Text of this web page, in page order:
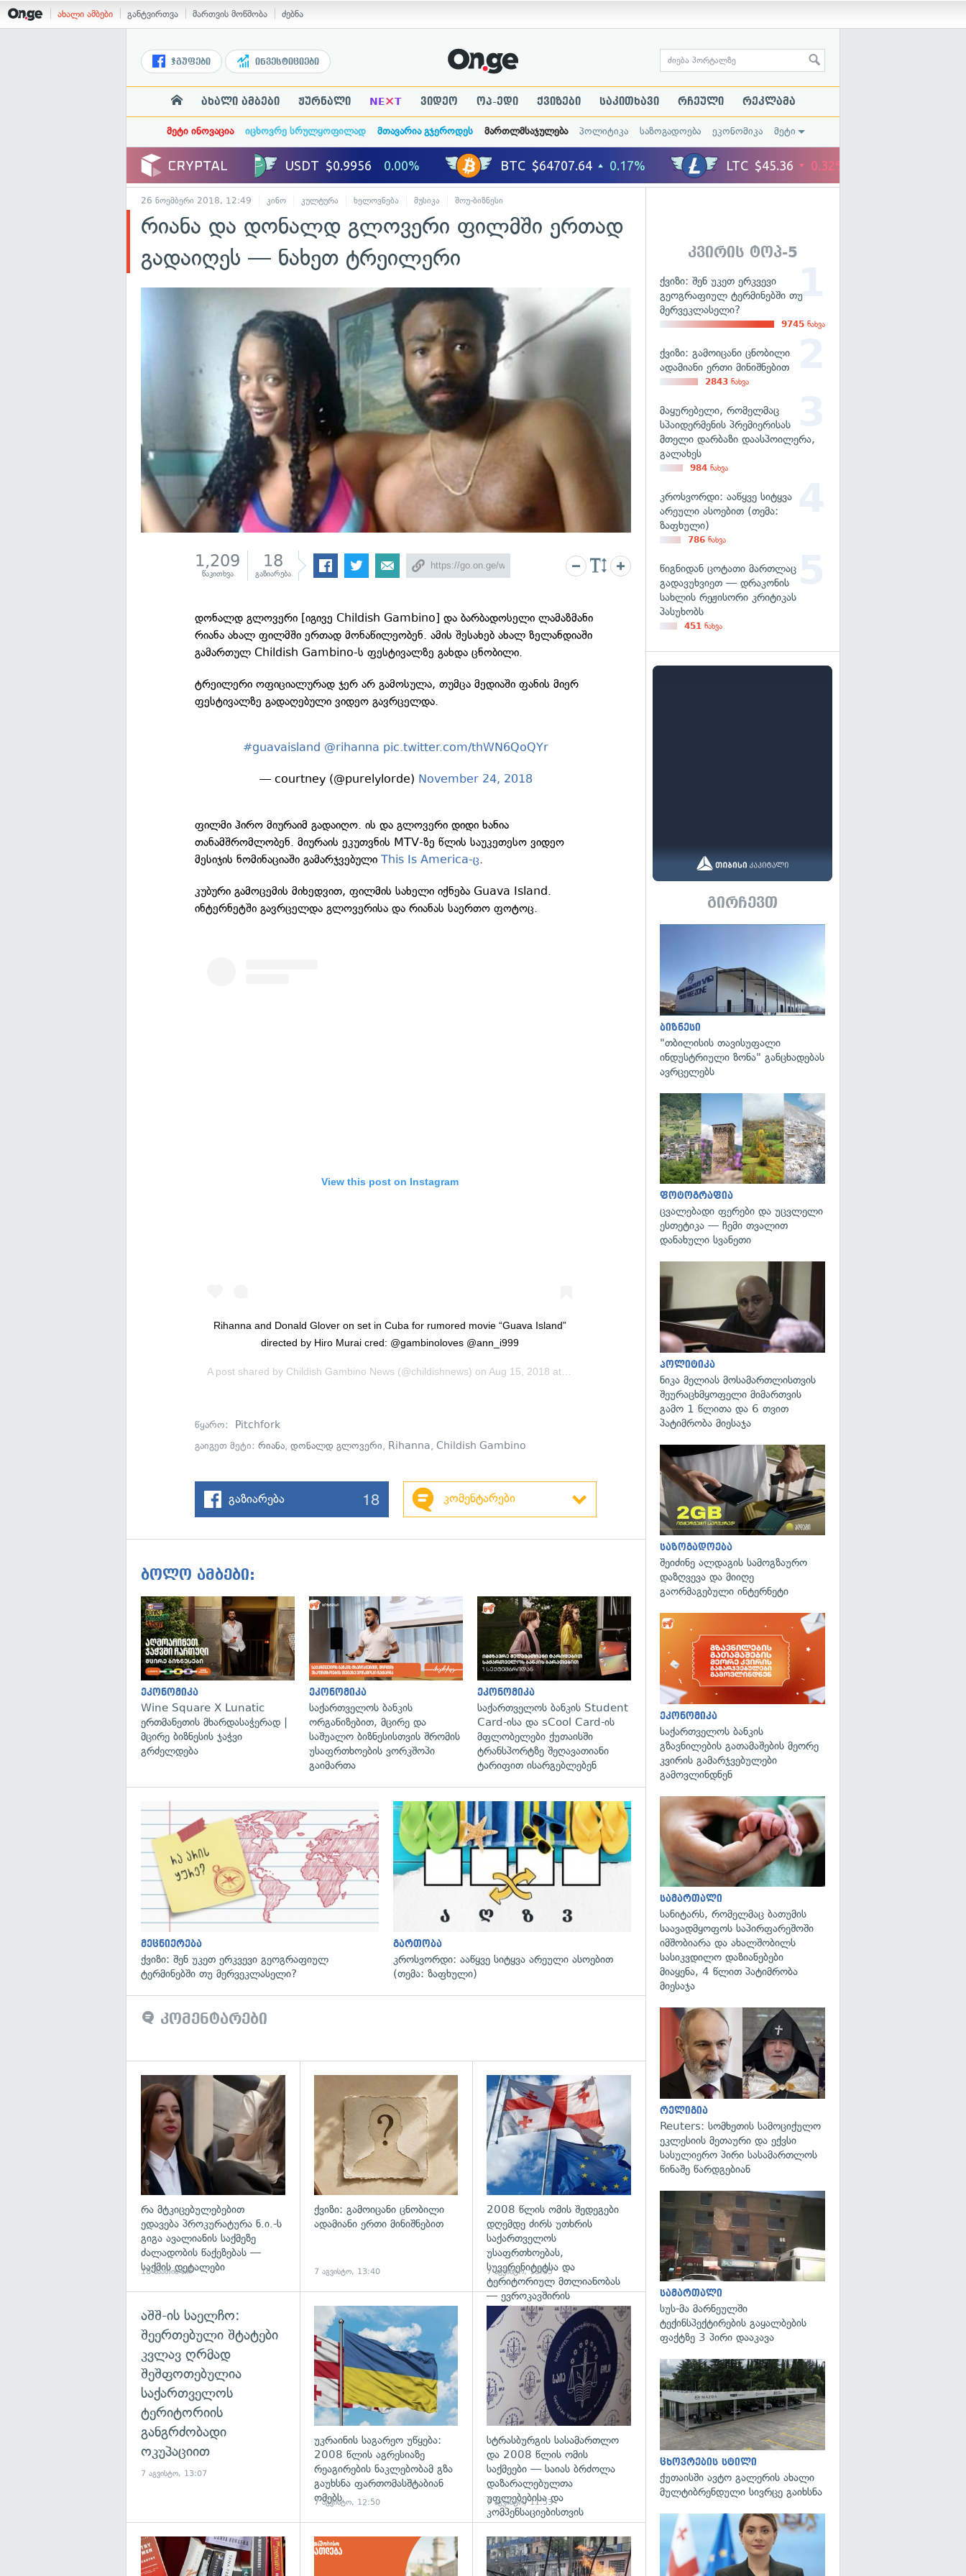
ახალი ამბები განტვირთვა მართვის მოწმობა ძებნა
ჯგუფები ინვესტიციები
ახალი ამბები ჟურნალი NE×T ვიდეო ოპ-ედი ქვიზები საკითხავი რჩეული რეკლამა
მეტი ინოვაცია იცხოვრე სრულყოფილად მთავარია გჯეროდეს მართლმსაჯულება პოლიტიკა საზოგადოება ეკონომიკა მეტი
26 ნოემბერი 2018, 12:49 კინო კულტურა ხელოვნება მუსიკა შოუ-ბიზნესი
რიანა და დონალდ გლოვერი ფილმში ერთად
გადაიღეს — ნახეთ ტრეილერი
1,209
წაკითხვა
18
გაზიარება
დონალდ გლოვერი [იგივე Childish Gambino] და ბარბადოსელი ლამაზმანი
რიანა ახალ ფილმში ერთად მონაწილეობენ. ამის შესახებ ახალ ზელანდიაში
გამართულ Childish Gambino-ს ფესტივალზე გახდა ცნობილი.
ტრეილერი ოფიციალურად ჯერ არ გამოსულა, თუმცა მედიაში ფანის მიერ
ფესტივალზე გადაღებული ვიდეო გავრცელდა.
#guavaisland @rihanna pic.twitter.com/thWN6QoQYr
— courtney (@purelylorde) November 24, 2018
ფილმი ჰირო მიურაიმ გადაიღო. ის და გლოვერი დიდი ხანია
თანამშრომლობენ. მიურაის ეკუთვნის MTV-ზე წლის საუკეთესო ვიდეო
მესიჯის ნომინაციაში გამარჯვებულიThis Is America-ც.
კუბური გამოცემის მიხედვით, ფილმის სახელი იქნება Guava Island.
ინტერნეტში გავრცელდა გლოვერისა და რიანას საერთო ფოტოც.
View this post on Instagram
Rihanna and Donald Glover on set in Cuba for rumored movie “Guava Island”
directed by Hiro Murai cred: @gambinoloves @ann_i999
A post shared by Childish Gambino News (@childishnews) on Aug 15, 2018 at 6:08pm PDT
წყარო:
Pitchfork
გაიგეთ მეტი:რიანა,დონალდ გლოვერი, Rihanna,Childish Gambino
გაზიარება 18 კომენტარები
ბოლო ამბები:
ეკონომიკა
Wine Square X Lunatic
ერთმანეთის მხარდასაჭერად |
მცირე ბიზნესის ჯაჭვი
გრძელდება
ეკონომიკა
საქართველოს ბანკის
ორგანიზებით, მცირე და
საშუალო ბიზნესისთვის შრომის
უსაფრთხოების ვორკშოპი
გაიმართა
ეკონომიკა
საქართველოს ბანკის Student
Card-ისა და sCool Card-ის
მფლობელები ქუთაისში
ტრანსპორტზე შეღავათიანი
ტარიფით ისარგებლებენ
მეცნიერება
ქვიზი: შენ უკეთ ერკვევი გეოგრაფიულ
ტერმინებში თუ მერვეკლასელი?
გადახედვა
გართობა
კროსვორდი: ააწყვე სიტყვა არეული ასოებით
(თემა: ზაფხული)
კომენტარები
რა მტკიცებულებებით
ედავება პროკურატურა ნ.ი.-ს
გიგა ავალიანის საქმეზე
ძალადობის წაქეზებას —
საქმის დეტალები
18 საათის წინ
ქვიზი: გამოიცანი ცნობილი
ადამიანი ერთი მინიშნებით
7 აგვისტო, 13:40
გადახედვა
2008 წლის ომის შედეგები
დღემდე ძირს უთხრის
საქართველოს
უსაფრთხოებას,
სუვერენიტეტსა და
ტერიტორიულ მთლიანობას
— ევროკავშირის
პრესპიკერის განცხადება
7 აგვისტო, 13:35
აშშ-ის საელჩო:
შეერთებული შტატები
კვლავ ღრმად
შეშფოთებულია
საქართველოს
ტერიტორიის
განგრძობადი
ოკუპაციით
7 აგვისტო, 13:07
გადახედვა
უკრაინის საგარეო უწყება:
2008 წლის აგრესიაზე
რეაგირების ნაკლებობამ გზა
გაუხსნა ფართომასშტაბიან
ომებს
7 აგვისტო, 12:50
გადახედვა
სტრასბურგის სასამართლო
და 2008 წლის ომის
საქმეები — საიას ბრძოლა
დაზარალებულთა
უფლებებისა და
კომპენსაციებისთვის
7 აგვისტო, 11:53
გადახედვა გადახედვა
კვირის ტოპ-5
ქვიზი: შენ უკეთ ერკვევი
გეოგრაფიულ ტერმინებში თუ
მერვეკლასელი?
9745 ნახვა
ქვიზი: გამოიცანი ცნობილი
ადამიანი ერთი მინიშნებით
2843 ნახვა
მაყურებელი, რომელმაც
სპაიდერმენის პრემიერისას
მთელი დარბაზი დაასპოილერა,
გალახეს
984 ნახვა
კროსვორდი: ააწყვე სიტყვა
არეული ასოებით (თემა:
ზაფხული)
786 ნახვა
წიგნიდან ცოტათი მართლაც
გადავუხვიეთ — დრაკონის
სახლის რეჟისორი კრიტიკას
პასუხობს
451 ნახვა
გირჩევთ
ბიზნესი
"თბილისის თავისუფალი
ინდუსტრიული ზონა" განცხადებას
ავრცელებს
ფოტოგრაფია
ცვალებადი ფერები და უცვლელი
ესთეტიკა — ჩემი თვალით
დანახული სვანეთი
პოლიტიკა
ნიკა მელიას მოსამართლისთვის
შეურაცხმყოფელი მიმართვის
გამო 1 წლითა და 6 თვით
პატიმრობა მიესაჯა
საზოგადოება
შეიძინე ალდაგის სამოგზაურო
დაზღვევა და მიიღე
გაორმაგებული ინტერნეტი
ეკონომიკა
საქართველოს ბანკის
გზავნილების გათამაშების მეორე
კვირის გამარჯვებულები
გამოვლინდნენ
სამართალი
სანიტარს, რომელმაც ბათუმის
საავადმყოფოს საპირფარეშოში
იმშობიარა და ახალშობილს
სასიკვდილო დაზიანებები
მიაყენა, 4 წლით პატიმრობა
მიესაჯა
რელიგია
Reuters: სომხეთის სამოციქულო
ეკლესიის მეთაური და ექვსი
სასულიერო პირი სასამართლოს
წინაშე წარდგებიან
სამართალი
სუს-მა მარნეულში
ტექინსპექტირების გაყალბების
ფაქტზე 3 პირი დააკავა
ცხოვრების სტილი
ქუთაისში ავტო გალერის ახალი
მულტიბრენდული სივრცე გაიხსნა